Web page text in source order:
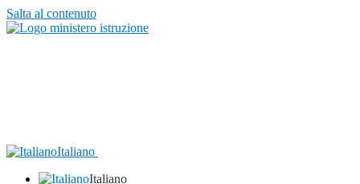
Salta al contenuto
Italiano
Italiano